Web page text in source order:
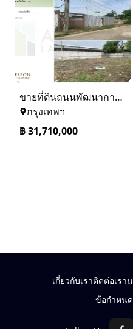
ขายที่ดินถนนพัฒนาการ 56 (ซอยเอื้อพัฒนา 15)
กรุงเทพฯ
฿31,710,000
เกี่ยวกับเราติดต่อเรา
ข้อกำหน